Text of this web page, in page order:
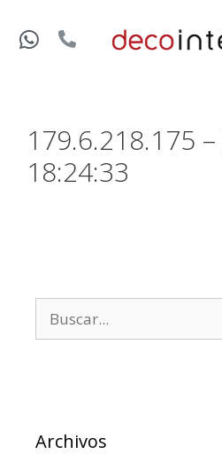
179.6.218.175
18:24:33
Archivos